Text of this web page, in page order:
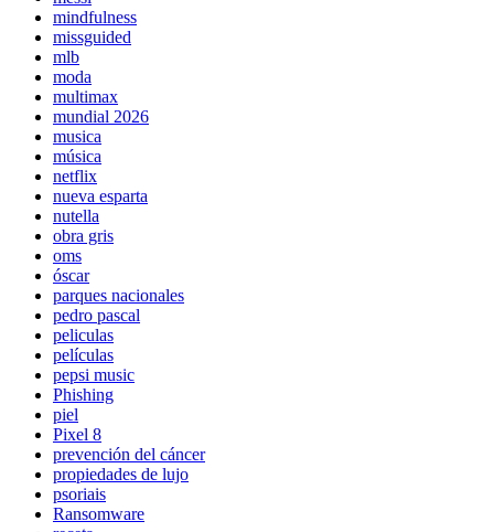
mindfulness
missguided
mlb
moda
multimax
mundial 2026
musica
música
netflix
nueva esparta
nutella
obra gris
oms
óscar
parques nacionales
pedro pascal
peliculas
películas
pepsi music
Phishing
piel
Pixel 8
prevención del cáncer
propiedades de lujo
psoriais
Ransomware